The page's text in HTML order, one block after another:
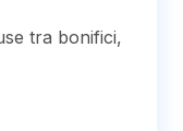
tra bonifici,